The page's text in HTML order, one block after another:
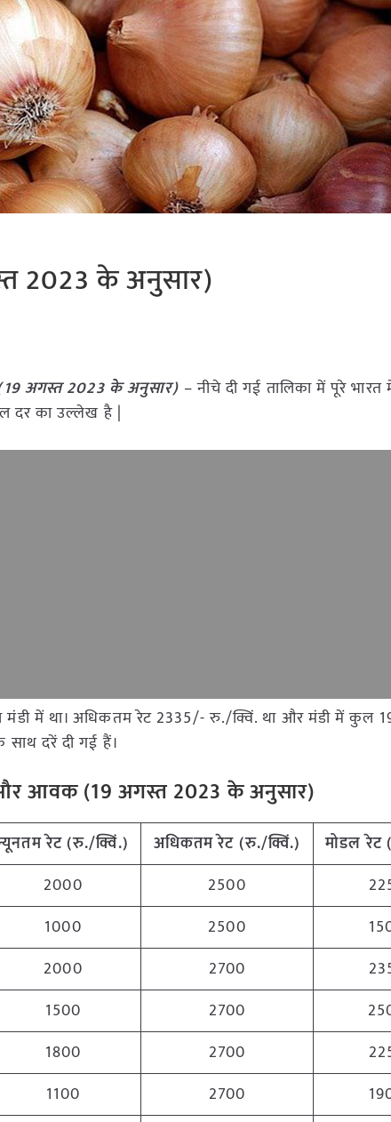
2023 के अनुसार)
19 अगस्त2023 के अनुसार) – नीचे दी गई तालिका में पूरे भारत
दर का उल्लेख है |
मंडी में था। अधिकतम रेट 2335/- रु./क्विं. था और मंडी में कुल
दरें दी गई हैं।
आवक (19 अगस्त 2023 के अनुसार)
रेट (रु./क्विं.) अधिकतमरेट (रु./क्विं.) मोडल रेट
2000 2500
1000 2500
2000 2700
1500 2700
1800 2700
1100 2700